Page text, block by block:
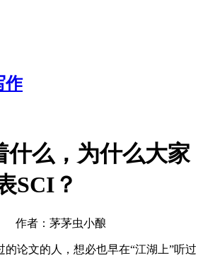
作
什么，为什么大家
SCI？
作者：茅茅虫小酿
的论文的人，想必也早在“江湖上”听过